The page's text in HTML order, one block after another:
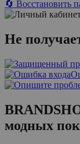
🔄 Восстановить
Не
модных